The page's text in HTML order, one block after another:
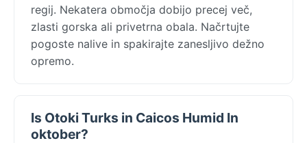
regij. Nekatera območja dobijo precej več,
zlasti gorska ali privetrna obala. Načrtujte
pogoste nalive in spakirajte zanesljivo dežno
opremo.
Is Otoki Turks in Caicos Humid In
oktober?